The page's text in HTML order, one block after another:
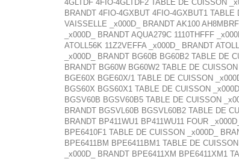
4GLTDF 4FIO-4GLTDF2 TABLE DE CUISSON
BRANDT 4FIO-4GXBUT 4FIO-4GXBUT1
VAISSELLE _x000D_ BRANDT AK100
_x000D_ BRANDT AQUA279C 1110THFFF
ATOLL56K 11Z2VEFFA _x000D_ BRANDT
_x000D_ BRANDT BG60B BG60B2 TABLE DE
BRANDT BG60W BG60W2 TABLE DE
BGE60X BGE60X/1 TABLE DE CUISSON
BGS60X BGS60X1 TABLE DE CUISSON
BGSV60B BGSV60B5 TABLE DE CUISSON
BRANDT BGSVL60B BGSVL60B2 TABLE DE
BRANDT BP411WU1 BP411WU11 FOUR
BPE6410F1 TABLE DE CUISSON _x000D_
BPE6411BM BPE6411BM1 TABLE DE
_x000D_ BRANDT BPE6411XM BPE6411XM1